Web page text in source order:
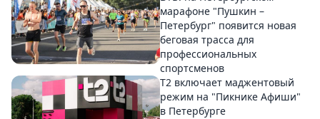
марафоне "Пушкин –
Петербург" появится новая
беговая трасса для
профессиональных
спортсменов
Т2 включает маджентовый
режим на "Пикнике Афиши"
в Петербурге